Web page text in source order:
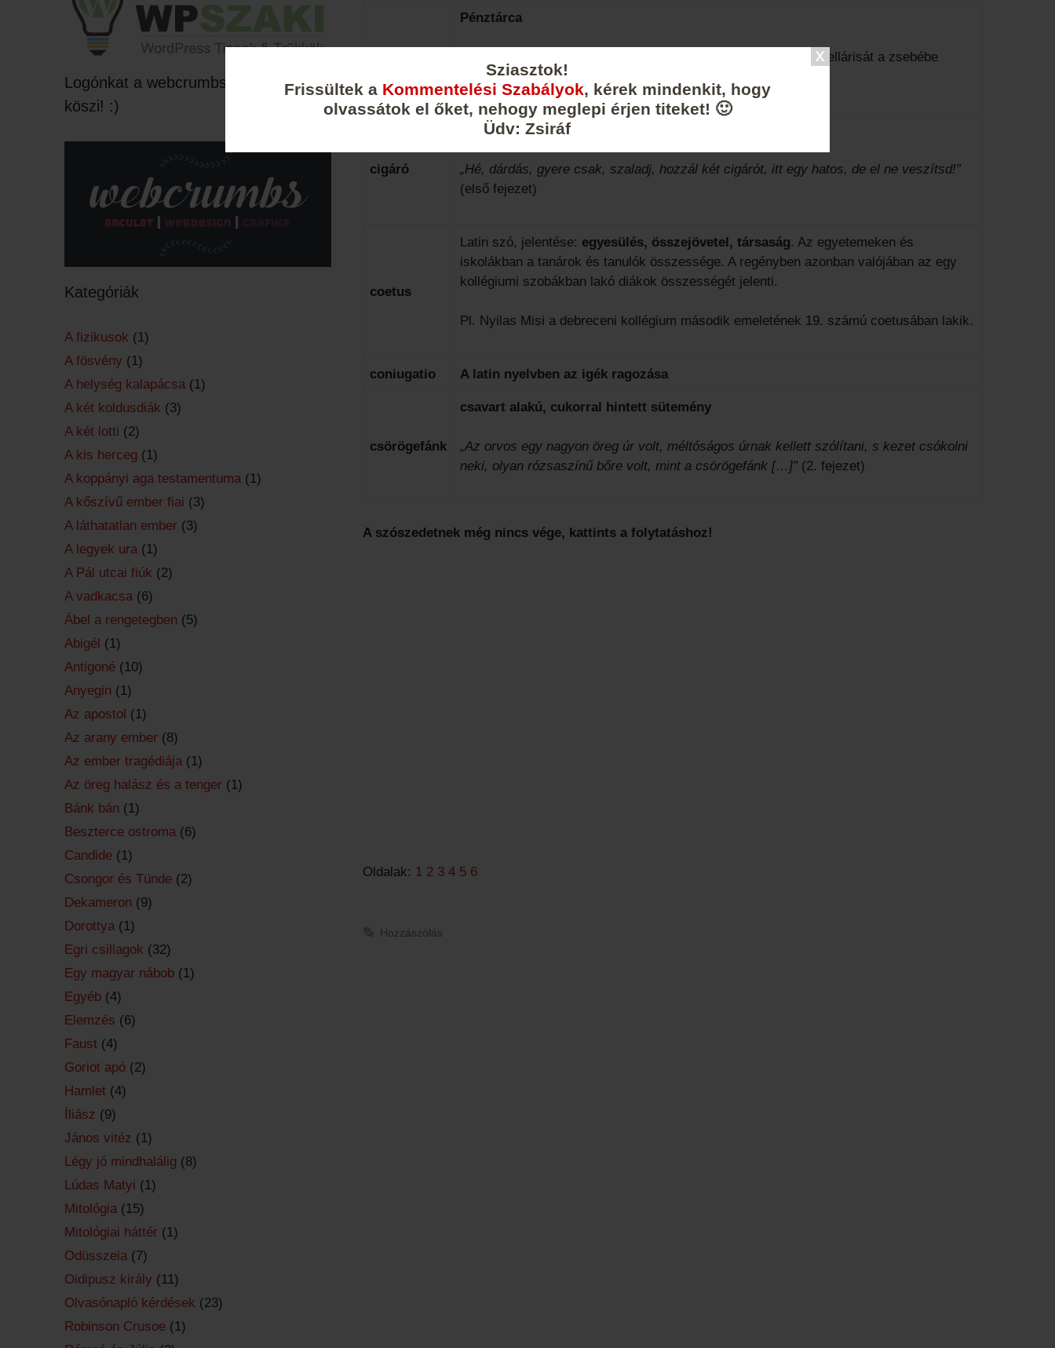
Sziasztok!
Frissültek a Kommentelési Szabályok, kérek mindenkit, hogy
olvassátok el őket, nehogy meglepi érjen titeket! 🙂
Üdv: Zsiráf
Pénztárca
„Az egész konviktus megmozdult, mindenki felállt, ő is, a bugyellárisát a zsebébe
tette.” (hatodik fejezet)
cigáró
szivar
„Hé, dárdás, gyere csak, szaladj, hozzál két cigárót, itt egy hatos, de el ne veszítsd!”
(első fejezet)
coetus
Latin szó, jelentése: egyesülés, összejövetel, társaság. Az egyetemeken és
iskolákban a tanárok és tanulók összessége. A regényben azonban valójában az egy
kollégiumi szobákban lakó diákok összességét jelenti.
Pl. Nyilas Misi a debreceni kollégium második emeletének 19. számú coetusában lakik.
coniugatio A latin nyelvben az igék ragozása
csörögefánk
csavart alakú, cukorral hintett sütemény
„Az orvos egy nagyon öreg úr volt, méltóságos úrnak kellett szólítani, s kezet csókolni
neki, olyan rózsaszínű bőre volt, mint a csörögefánk […]” (2. fejezet)
A szószedetnek még nincs vége, kattints a folytatáshoz!
Oldalak: 1 2 3 4 5 6
Hozzászólás
Logónkat a webcrumbs készítette,
köszi! :)
Kategóriák
A fizikusok (1)
A fösvény (1)
A helység kalapácsa (1)
A két koldusdiák (3)
A két lotti (2)
A kis herceg (1)
A koppányi aga testamentuma (1)
A kőszívű ember fiai (3)
A láthatatlan ember (3)
A legyek ura (1)
A Pál utcai fiúk (2)
A vadkacsa (6)
Ábel a rengetegben (5)
Abigél (1)
Antigoné (10)
Anyegin (1)
Az apostol (1)
Az arany ember (8)
Az ember tragédiája (1)
Az öreg halász és a tenger (1)
Bánk bán (1)
Beszterce ostroma (6)
Candide (1)
Csongor és Tünde (2)
Dekameron (9)
Dorottya (1)
Egri csillagok (32)
Egy magyar nábob (1)
Egyéb (4)
Elemzés (6)
Faust (4)
Goriot apó (2)
Hamlet (4)
Íliász (9)
János vitéz (1)
Légy jó mindhalálig (8)
Lúdas Matyi (1)
Mitológia (15)
Mitológiai háttér (1)
Odüsszeia (7)
Oidipusz király (11)
Olvasónapló kérdések (23)
Robinson Crusoe (1)